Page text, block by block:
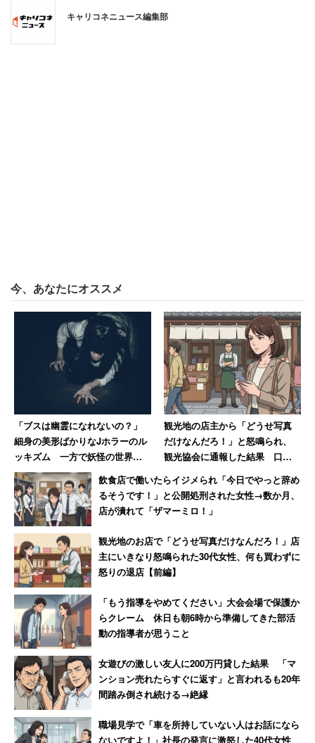
正規版ではなく違法アップロードサイトで音楽を楽しまれ
ちなみに2017年に行われた調査によると、10代女子の音
楽の聴き方で多かったのは「YouTubeなどの動画サービス
を利用する」（71.3％）と「無料の音楽ストリーミングサ
ービスを利用する」（51.3％）だった。こうしたサイトで
は公式音源もアップされているが、違法にアップロードさ
れたものも多数ある。
一方、有料で手に入れる「CDを購入する」（40.6％）、
「CDをレンタルする」（33.8％）、「定額音楽ストリー
ミングサービスを利用する」（16.3％）などは軒並み半数
を下回っている。音楽は「お金を使わず無料で楽しむ」と
いう感覚がかなり一般的になっているようだ。
「アーティストが必死に作った音楽。聴く側
も必死に働いたお金で買って聞くのが筋」
また「違法ってわからないのかもしれないのに、（現にな
ぜですか？と言ってますよね）ハマくんのことが大好きな
ファンの子かもしれないのに、そんな言い方はないと思い
ます。本人がこれ見たら傷つくと思います」とハマ・オカ
モトさんを批判する人もいるが、
キャリコネニュース編集部
今、あなたにオススメ
「ブスは幽霊になれないの？」
細身の美形ばかりなJホラーのル
ッキズム 一方で妖怪の世界で
は醜女が活躍しているぞ！
観光地の店主から「どうせ写真
だけなんだろ！」と怒鳴られ、
観光協会に通報した結果 口コ
ミには外国人からの悲痛な声も
【後編】
飲食店で働いたらイジメられ「今日でやっと辞め
るそうです！」と公開処刑された女性→数か月、
店が潰れて「ザマーミロ！」
観光地のお店で「どうせ写真だけなんだろ！」店
主にいきなり怒鳴られた30代女性、何も買わずに
怒りの退店【前編】
「もう指導をやめてください」大会会場で保護か
らクレーム 休日も朝6時から準備してきた部活
動の指導者が思うこと
女遊びの激しい友人に200万円貸した結果 「マ
ンション売れたらすぐに返す」と言われるも20年
間踏み倒され続ける→絶縁
職場見学で「車を所持していない人はお話になら
ないですよ！」社長の発言に激怒した40代女性